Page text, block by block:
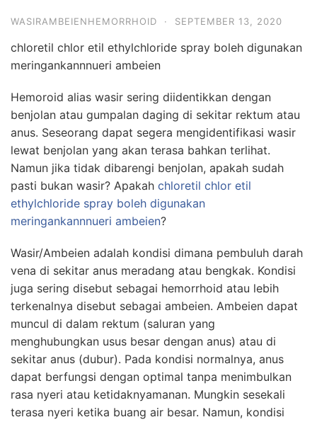
WASIRAMBEIENHEMORRHOID · SEPTEMBER 13, 2020
chloretil chlor etil ethylchloride spray boleh digunakan
meringankannnueri ambeien
Hemoroid alias wasir sering diidentikkan dengan
benjolan atau gumpalan daging di sekitar rektum atau
anus. Seseorang dapat segera mengidentifikasi wasir
lewat benjolan yang akan terasa bahkan terlihat.
Namun jika tidak dibarengi benjolan, apakah sudah
pasti bukan wasir? Apakah chloretil chlor etil
ethylchloride spray boleh digunakan
meringankannnueri ambeien?
Wasir/Ambeien adalah kondisi dimana pembuluh darah
vena di sekitar anus meradang atau bengkak. Kondisi
juga sering disebut sebagai hemorrhoid atau lebih
terkenalnya disebut sebagai ambeien. Ambeien dapat
muncul di dalam rektum (saluran yang
menghubungkan usus besar dengan anus) atau di
sekitar anus (dubur). Pada kondisi normalnya, anus
dapat berfungsi dengan optimal tanpa menimbulkan
rasa nyeri atau ketidaknyamanan. Mungkin sesekali
terasa nyeri ketika buang air besar. Namun, kondisi